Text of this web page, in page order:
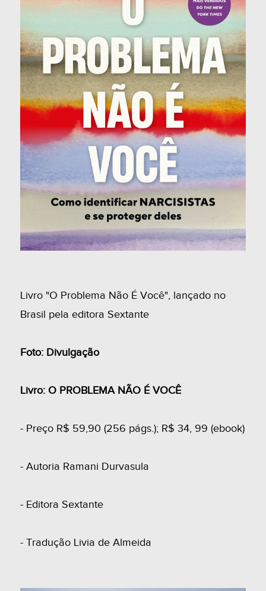
Livro "O Problema Não É Você", lançado no
Brasil pela editora Sextante
Foto: Divulgação
Livro: O PROBLEMA NÃO É VOCÊ
- Preço R$ 59,90 (256 págs.); R$ 34, 99 (ebook)
- Autoria Ramani Durvasula
- Editora Sextante
- Tradução Livia de Almeida